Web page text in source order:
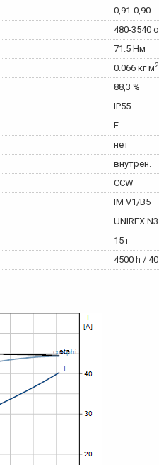
0,91-0,90
480-3540
71.5 Нм
0.066 кг м2
88,3 %
IP55
F
нет
внутрен.
CCW
IM V1/B5
UNIREX N3
15 г
4500 h / 40